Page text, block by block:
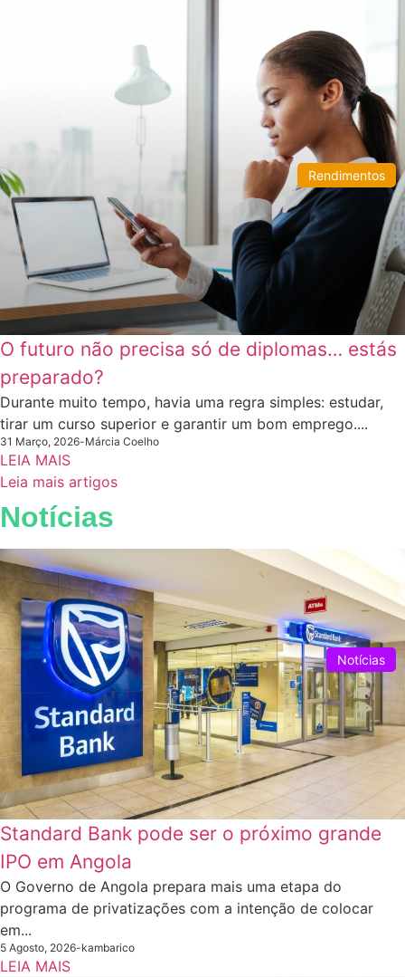
Rendimentos
O futuro não precisa só de diplomas… estás
preparado?
Durante muito tempo, havia uma regra simples: estudar,
tirar um curso superior e garantir um bom emprego....
31 Março, 2026-Márcia Coelho
LEIA MAIS
Leia mais artigos
Notícias
Notícias
Standard Bank pode ser o próximo grande
IPO em Angola
O Governo de Angola prepara mais uma etapa do
programa de privatizações com a intenção de colocar
em...
5 Agosto, 2026-kambarico
LEIA MAIS